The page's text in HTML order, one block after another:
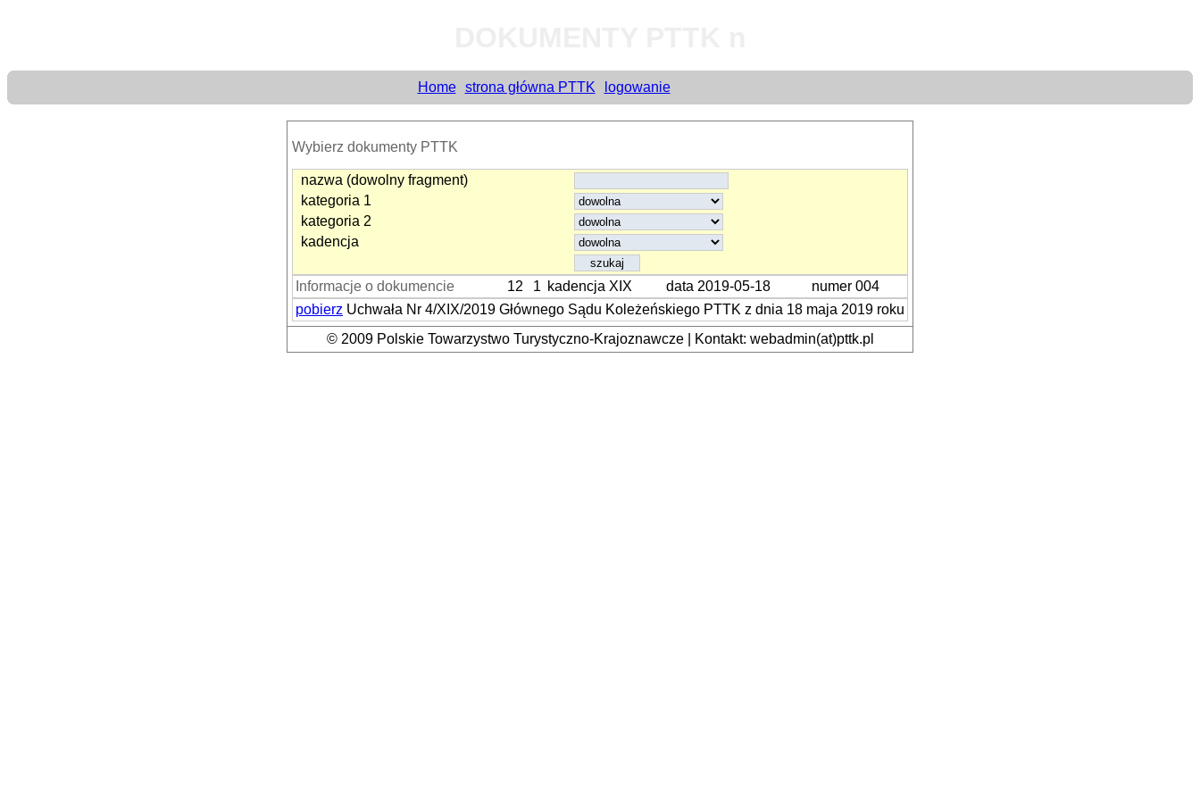
Home strona główna PTTK logowanie
Wybierz dokumenty PTTK
nazwa (dowolny fragment)
kategoria 1
kategoria 2
kadencja
Informacje o dokumencie 12 1 kadencja XIX data 2019-05-18
numer 004
pobierz Uchwała Nr 4/XIX/2019 Głównego Sądu Koleżeńskiego PTTK z dnia 18 maja 2019 roku
© 2009 Polskie Towarzystwo Turystyczno-Krajoznawcze | Kontakt: webadmin(at)pttk.pl